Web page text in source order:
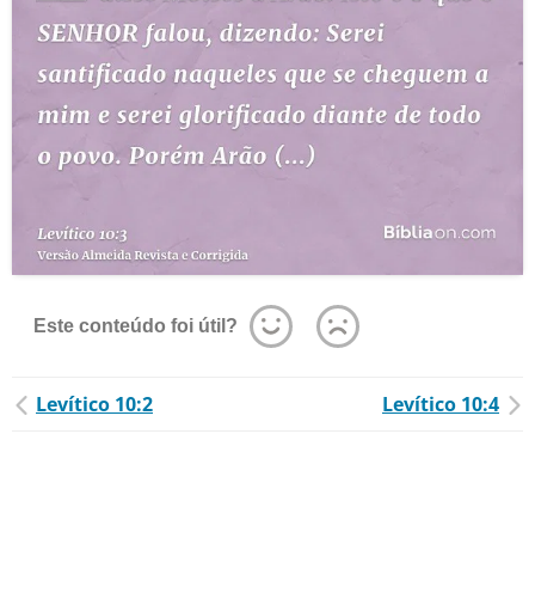
Este conteúdo foi útil?
Levítico 10:2 Levítico 10:4